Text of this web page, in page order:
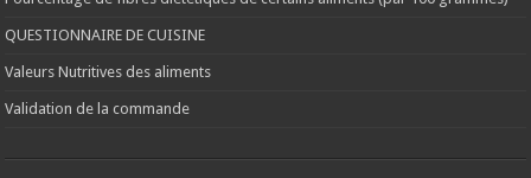
QUESTIONNAIRE DE CUISINE
Valeurs Nutritives des aliments
Validation de la commande